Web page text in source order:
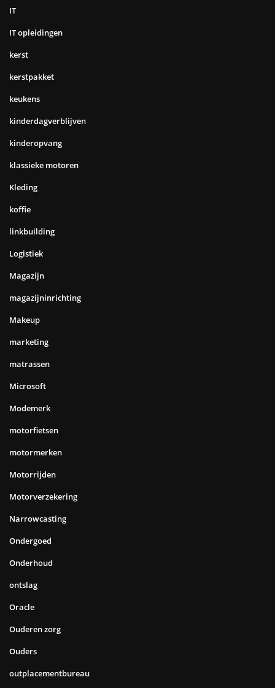
IT
IT opleidingen
kerst
kerstpakket
keukens
kinderdagverblijven
kinderopvang
klassieke motoren
Kleding
koffie
linkbuilding
Logistiek
Magazijn
magazijninrichting
Makeup
marketing
matrassen
Microsoft
Modemerk
motorfietsen
motormerken
Motorrijden
Motorverzekering
Narrowcasting
Ondergoed
Onderhoud
ontslag
Oracle
Ouderen zorg
Ouders
outplacementbureau